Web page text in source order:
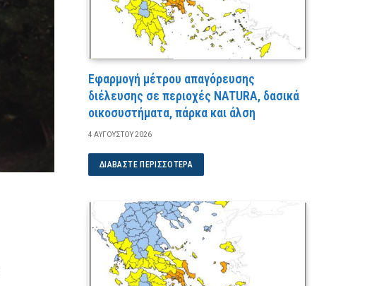
Εφαρμογή μέτρου απαγόρευσης
διέλευσης σε περιοχές NATURA, δασικά
οικοσυστήματα, πάρκα και άλση
4 ΑΥΓΟΎΣΤΟΥ 2026
ΔΙΑΒΆΣΤΕ ΠΕΡΙΣΣΌΤΕΡΑ